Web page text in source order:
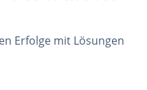
Erfolge mit Lösungen